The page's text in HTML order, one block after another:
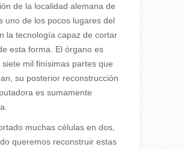
de la localidad alemana de
uno de los pocos lugares del
la tecnología capaz de cortar
esta forma. El órgano es
siete mil finísimas partes que
su posterior reconstrucción
es sumamente
muchas células en dos,
queremos reconstruir estas